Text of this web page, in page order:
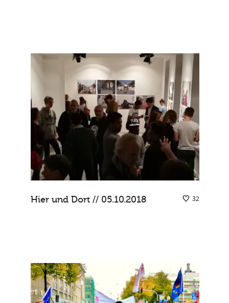
32
Hier und Dort // 05.10.2018